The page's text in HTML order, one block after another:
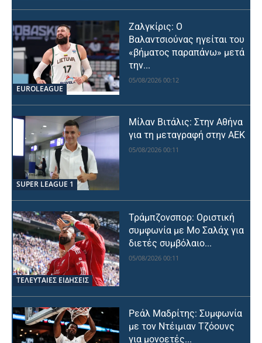
EUROLEAGUE
Ζαλγκίρις: Ο
Βαλαντσιούνας ηγείται του
«βήματος παραπάνω» μετά
την...
05/08/2026 00:12
SUPER LEAGUE 1
Μίλαν Βιτάλις: Στην Αθήνα
για τη μεταγραφή στην ΑΕΚ
05/08/2026 00:11
ΤΕΛΕΥΤΑΙΕΣ ΕΙΔΗΣΕΙΣ
Τράμπζονσπορ: Οριστική
συμφωνία με Μο Σαλάχ για
διετές συμβόλαιο...
05/08/2026 00:11
Ρεάλ Μαδρίτης: Συμφωνία
με τον Ντέιμιαν Τζόουνς
για μονοετές...